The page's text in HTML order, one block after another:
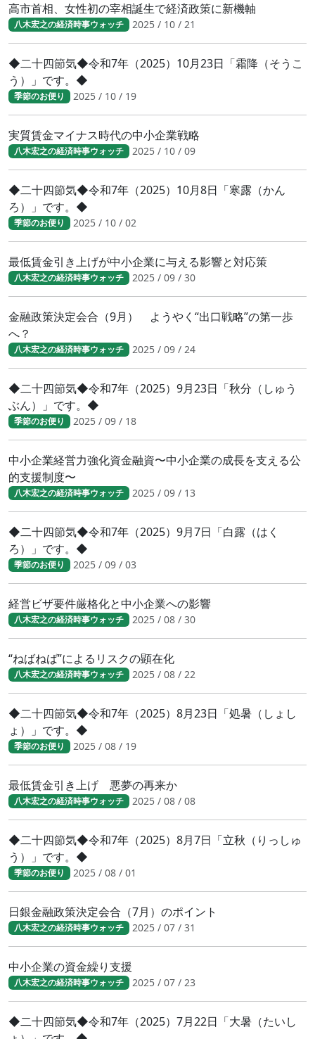
高市首相、女性初の宰相誕生で経済政策に新機軸
八木宏之の経済時事ウォッチ 2025 / 10 / 21
◆二十四節気◆令和7年（2025）10月23日「霜降（そうこ
う）」です。◆
季節のお便り 2025 / 10 / 19
実質賃金マイナス時代の中小企業戦略
八木宏之の経済時事ウォッチ 2025 / 10 / 09
◆二十四節気◆令和7年（2025）10月8日「寒露（かん
ろ）」です。◆
季節のお便り 2025 / 10 / 02
最低賃金引き上げが中小企業に与える影響と対応策
八木宏之の経済時事ウォッチ 2025 / 09 / 30
金融政策決定会合（9月） ようやく“出口戦略”の第一歩
へ？
八木宏之の経済時事ウォッチ 2025 / 09 / 24
◆二十四節気◆令和7年（2025）9月23日「秋分（しゅう
ぶん）」です。◆
季節のお便り 2025 / 09 / 18
中小企業経営力強化資金融資〜中小企業の成長を支える公
的支援制度〜
八木宏之の経済時事ウォッチ 2025 / 09 / 13
◆二十四節気◆令和7年（2025）9月7日「白露（はく
ろ）」です。◆
季節のお便り 2025 / 09 / 03
経営ビザ要件厳格化と中小企業への影響
八木宏之の経済時事ウォッチ 2025 / 08 / 30
“ねばねば”によるリスクの顕在化
八木宏之の経済時事ウォッチ 2025 / 08 / 22
◆二十四節気◆令和7年（2025）8月23日「処暑（しょし
ょ）」です。◆
季節のお便り 2025 / 08 / 19
最低賃金引き上げ 悪夢の再来か
八木宏之の経済時事ウォッチ 2025 / 08 / 08
◆二十四節気◆令和7年（2025）8月7日「立秋（りっしゅ
う）」です。◆
季節のお便り 2025 / 08 / 01
日銀金融政策決定会合（7月）のポイント
八木宏之の経済時事ウォッチ 2025 / 07 / 31
中小企業の資金繰り支援
八木宏之の経済時事ウォッチ 2025 / 07 / 23
◆二十四節気◆令和7年（2025）7月22日「大暑（たいし